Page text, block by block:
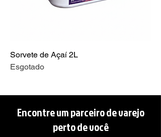
Sorvete de Açaí 2L
Esgotado
Encontre um parceiro de varejo
perto de você